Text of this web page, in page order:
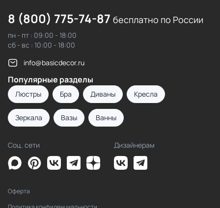
8 (800) 775-74-87 бесплатно по России
пн - пт : 09:00 - 18:00
сб - вс : 10:00 - 18:00
info@basicdecor.ru
Популярные разделы
Люстры Бра Диваны Кресла
Зеркала Вазы Ванны
Соц. сети Дизайнерам
Оферта